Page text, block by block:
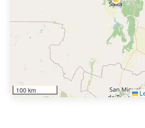
100 km